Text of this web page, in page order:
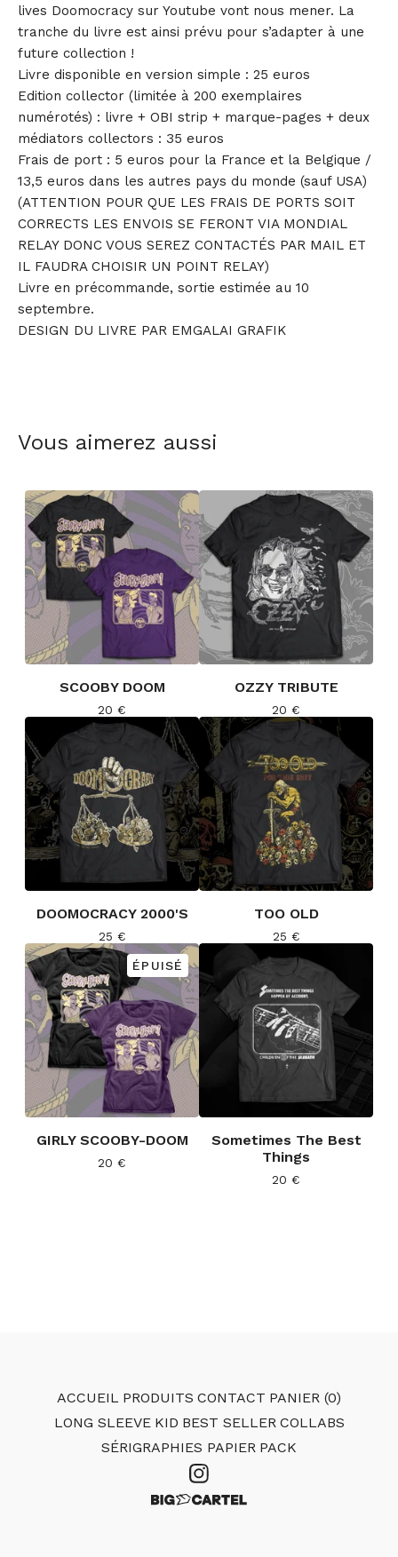
lives Doomocracy sur Youtube vont nous mener. La
tranche du livre est ainsi prévu pour s’adapter à une
future collection !
Livre disponible en version simple : 25 euros
Edition collector (limitée à 200 exemplaires
numérotés) : livre + OBI strip + marque-pages + deux
médiators collectors : 35 euros
Frais de port : 5 euros pour la France et la Belgique /
13,5 euros dans les autres pays du monde (sauf USA)
(ATTENTION POUR QUE LES FRAIS DE PORTS SOIT
CORRECTS LES ENVOIS SE FERONT VIA MONDIAL
RELAY DONC VOUS SEREZ CONTACTÉS PAR MAIL ET
IL FAUDRA CHOISIR UN POINT RELAY)
Livre en précommande, sortie estimée au 10
septembre.
DESIGN DU LIVRE PAR EMGALAI GRAFIK
Vous aimerez aussi
SCOOBY DOOM
20 €
OZZY TRIBUTE
20 €
DOOMOCRACY 2000'S
25 €
TOO OLD
25 €
ÉPUISÉ
GIRLY SCOOBY-DOOM
20 €
Sometimes The Best
Things
20 €
ACCUEIL PRODUITS CONTACT PANIER (0)
LONG SLEEVE KID BEST SELLER COLLABS
SÉRIGRAPHIES PAPIER PACK